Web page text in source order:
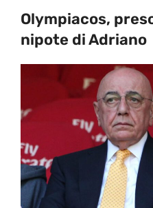
Olympiacos,
nipote di Adriano